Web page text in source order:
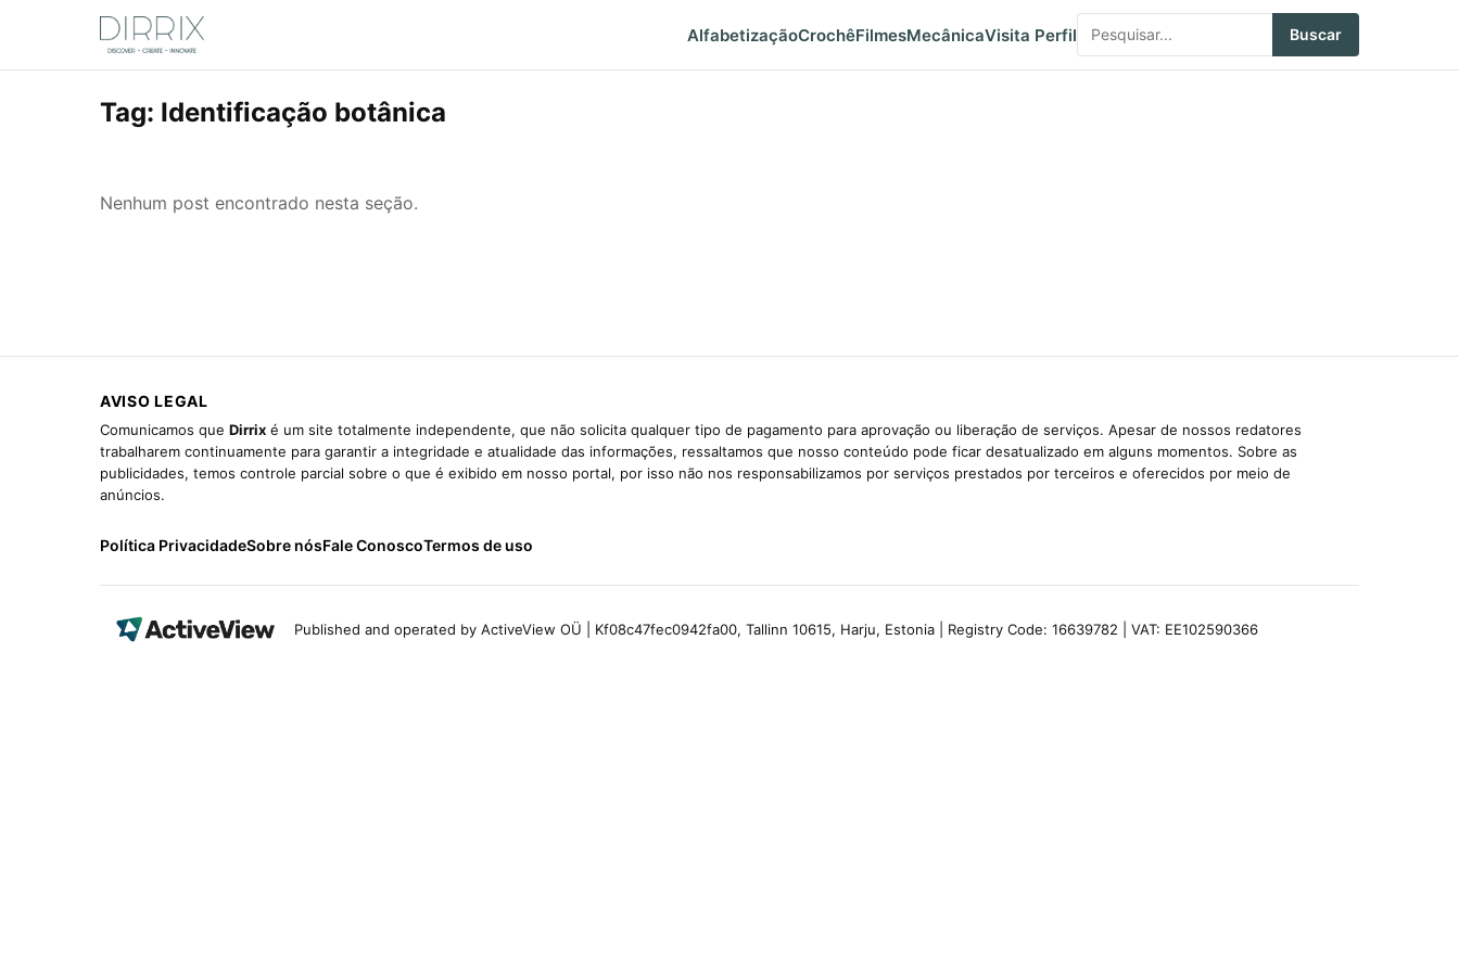
AlfabetizaçãoCrochêFilmesMecânicaVisita Perfil Buscar
Tag: Identificação botânica
Nenhum post encontrado nesta seção.
AVISO LEGAL
Comunicamos que Dirrix é um site totalmente independente, que não solicita qualquer tipo de pagamento para aprovação ou liberação de serviços. Apesar de nossos redatores
trabalharem continuamente para garantir a integridade e atualidade das informações, ressaltamos que nosso conteúdo pode ficar desatualizado em alguns momentos. Sobre as
publicidades, temos controle parcial sobre o que é exibido em nosso portal, por isso não nos responsabilizamos por serviços prestados por terceiros e oferecidos por meio de
anúncios.
Política PrivacidadeSobre nósFale ConoscoTermos de uso
Published and operated by ActiveView OÜ | Kf08c47fec0942fa00, Tallinn 10615, Harju, Estonia | Registry Code: 16639782 | VAT: EE102590366